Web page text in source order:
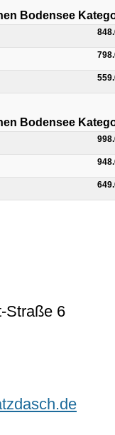
Bodensee
Bodensee
Straße 6